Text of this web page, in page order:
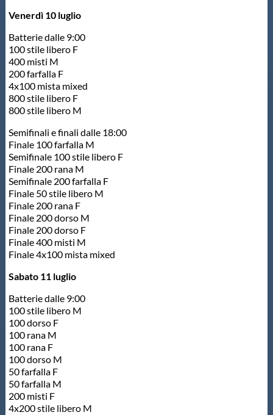
Venerdì 10 luglio
Batterie dalle 9:00
100 stile libero F
400 misti M
200 farfalla F
4x100 mista mixed
800 stile libero F
800 stile libero M
Semifinali e finali dalle 18:00
Finale 100 farfalla M
Semifinale 100 stile libero F
Finale 200 rana M
Semifinale 200 farfalla F
Finale 50 stile libero M
Finale 200 rana F
Finale 200 dorso M
Finale 200 dorso F
Finale 400 misti M
Finale 4x100 mista mixed
Sabato 11 luglio
Batterie dalle 9:00
100 stile libero M
100 dorso F
100 rana M
100 rana F
100 dorso M
50 farfalla F
50 farfalla M
200 misti F
4x200 stile libero M